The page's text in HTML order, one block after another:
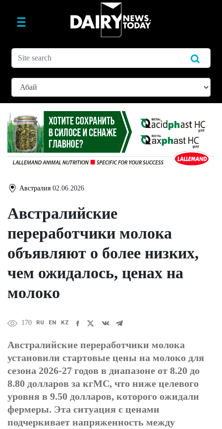
Австралия 02.06.2026
Австралийские
переработчики молока
объявляют о более низких,
чем ожидалось, ценах на
молоко
170 RU EN KZ
Австралийские переработчики молока
установили стартовые цены на молоко для
сезона 2026-27 годов в диапазоне от 8.20 до
8.80 долларов за кгМС, что ниже целевого
уровня в 9.50 долларов, которого ожидали
фермеры. Эта ситуация с ценами
подчеркивает напряженность между